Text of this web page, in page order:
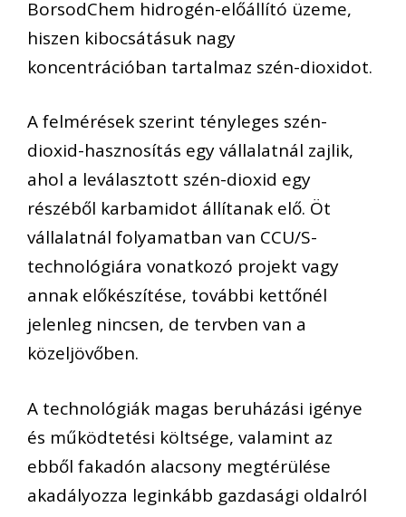
BorsodChem hidrogén-előállító üzeme,
hiszen kibocsátásuk nagy
koncentrációban tartalmaz szén-dioxidot.
A felmérések szerint tényleges szén-
dioxid-hasznosítás egy vállalatnál zajlik,
ahol a leválasztott szén-dioxid egy
részéből karbamidot állítanak elő. Öt
vállalatnál folyamatban van CCU/S-
technológiára vonatkozó projekt vagy
annak előkészítése, további kettőnél
jelenleg nincsen, de tervben van a
közeljövőben.
A technológiák magas beruházási igénye
és működtetési költsége, valamint az
ebből fakadón alacsony megtérülése
akadályozza leginkább gazdasági oldalról